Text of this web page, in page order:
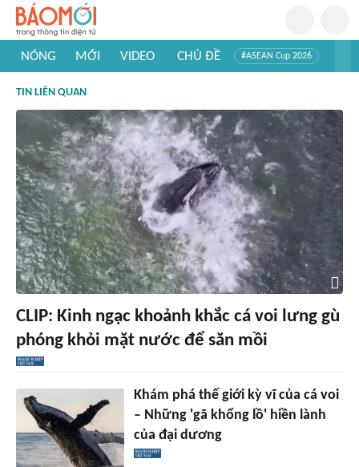
NÓNG MỚI VIDEO CHỦ ĐỀ #ASEAN Cup 2026
#Khám phá thế giới
TIN LIÊN QUAN
CLIP: Kinh ngạc khoảnh khắc cá voi lưng gù
phóng khỏi mặt nước để săn mồi
Khám phá thế giới kỳ vĩ của cá voi
– Những 'gã khổng lồ' hiền lành
của đại dương